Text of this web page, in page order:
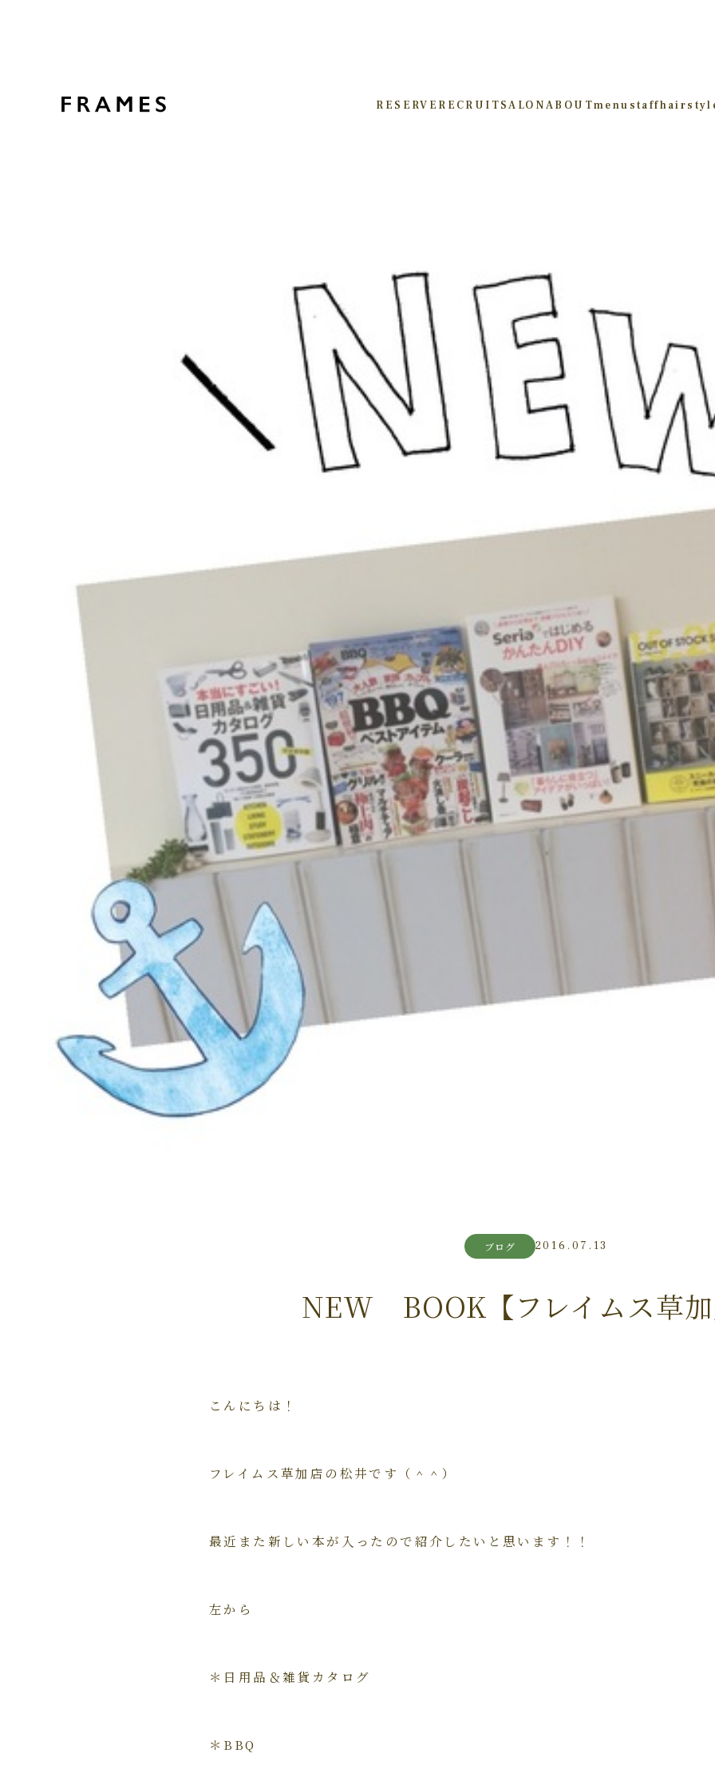
RESERVE RECRUITSALONABOUTmenu staff
ブログ 2016.07.13
NEW BOOK【フレイムス草
こんにちは！
フレイムス草加店の松井です（＾＾）
最近また新しい本が入ったので紹介したいと思います！！
左から
＊日用品＆雑貨カタログ
＊BBQ